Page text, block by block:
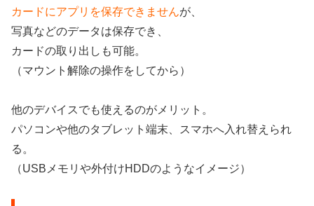
カードにアプリを保存できませんが、
写真などのデータは保存でき、
カードの取り出しも可能。
（マウント解除の操作をしてから）
他のデバイスでも使えるのがメリット。
パソコンや他のタブレット端末、スマホへ入れ替えられ
る。
（USBメモリや外付けHDDのようなイメージ）